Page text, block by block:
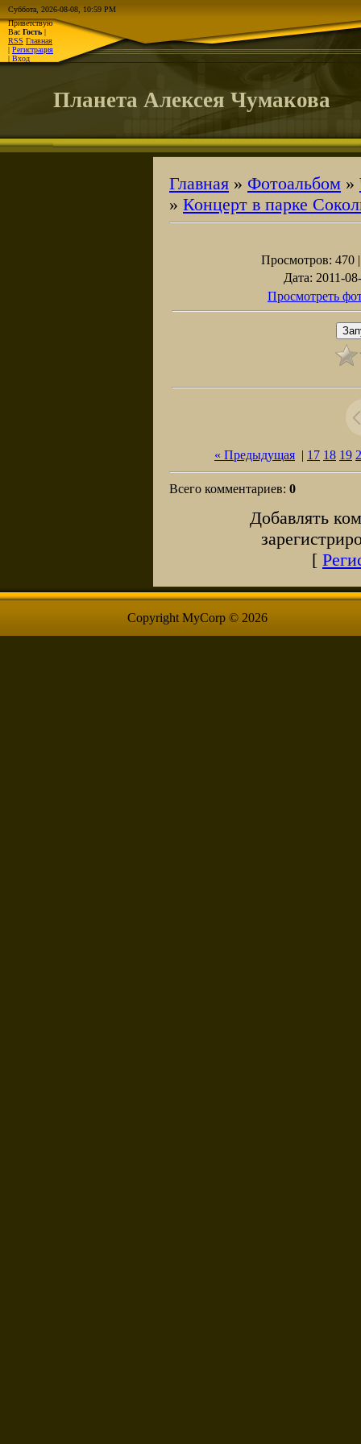
Суббота, 2026-08-08, 10:59 PM
Приветствую
Вас Гость |
RSS Главная
| Регистрация
| Вход
Планета Алексея Чумакова
Главная » Фотоальбом »
» Концерт в парке
Просмотров: 470
Дата: 2011-
Просмотреть
« Предыдущая | 17 18 19
Всего комментариев: 0
Добавлять
[
Copyright MyCorp © 2026